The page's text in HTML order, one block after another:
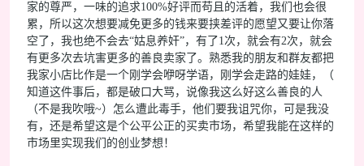
家的尊严，一味的追求100%好评而苟且的活着，我们也会很
累，所以这次想要减免更多的钱来要挟差评的愿望又要让你落
空了，我也绝不会去“姑息养奸”，有了1次，就会有2次，就会
有更多次去坑害更多的善良卖家了。熟悉我的朋友和群友都把
我家小店比作是一个刚学会咿呀学语，刚学会走路的娃娃，（
知道这件事后，都是破口大骂，说像我这么好这么善良的人
（不是我吹哦~）怎么遭此毒手，他们要我诅咒你，可是我没
有，还是希望这是个公平公正的买卖市场，希望我能在这样的
市场里实现我们的创业梦想！